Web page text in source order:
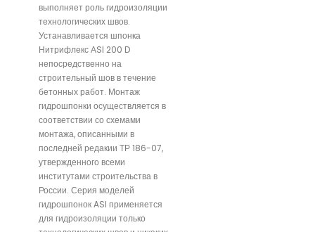
выполняет роль гидроизоляции
технологических швов.
Устанавливается шпонка
Нитрифлекс АSI 200 D
непосредственно на
строительный шов в течение
бетонных работ. Монтаж
гидрошпонки осуществляется в
соответствии со схемами
монтажа, описанными в
последней редакии ТР 186-07,
утвержденного всеми
институтами строительства в
России. Серия моделей
гидрошпонок ASI применяется
для гидроизоляции только